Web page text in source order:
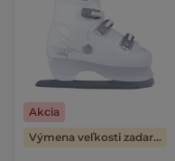
Akcia
Výmena veľkosti zadarmo